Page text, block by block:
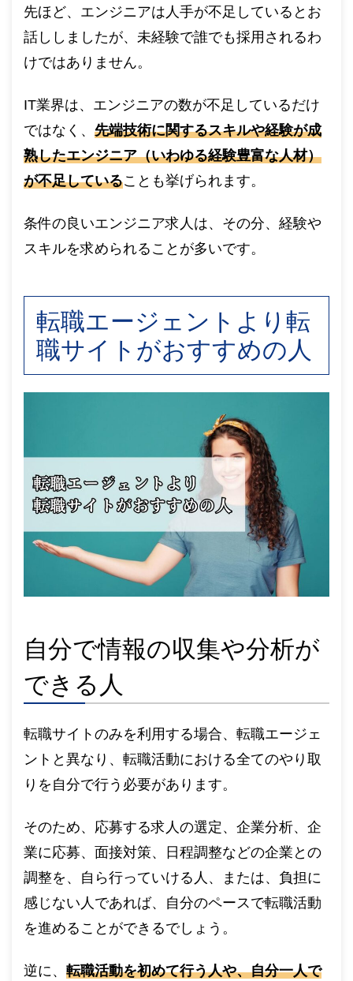
先ほど、エンジニアは人手が不足しているとお
話ししましたが、未経験で誰でも採用されるわ
けではありません。
IT業界は、エンジニアの数が不足しているだけ
ではなく、 先端技術に関するスキルや経験が成
熟したエンジニア（いわゆる経験豊富な人材）
が不足していることも挙げられます。
条件の良いエンジニア求人は、その分、経験や
スキルを求められることが多いです。
転職エージェントより転
職サイトがおすすめの人
自分で情報の収集や分析が
できる人
転職サイトのみを利用する場合、転職エージェ
ントと異なり、転職活動における全てのやり取
りを自分で行う必要があります。
そのため、応募する求人の選定、企業分析、企
業に応募、面接対策、日程調整などの企業との
調整を、自ら行っていける人、または、負担に
感じない人であれば、自分のペースで転職活動
を進めることができるでしょう。
逆に、 転職活動を初めて行う人や、自分一人で